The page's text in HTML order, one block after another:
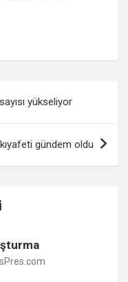
yükseliyor
gündem oldu